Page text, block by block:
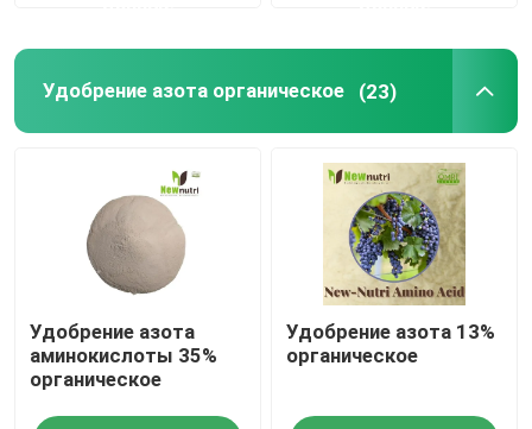
Удобрение азота органическое (23)
Удобрение азота
аминокислоты 35%
органическое
Удобрение азота 13%
органическое